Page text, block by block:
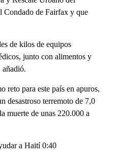
Condado de Fairfax y que
de kilos de equipos
junto con alimentos y
añadió.
reto para este país en apuros,
desastroso terremoto de 7,0
muerte de unas 220.000 a
a Haití 0:40